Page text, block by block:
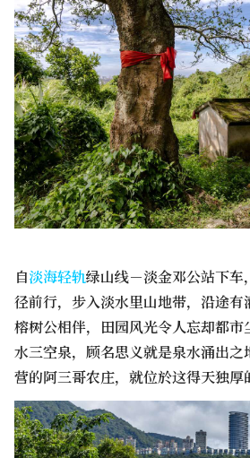
自淡海轻轨绿山线－淡金邓公站下
径前行，步入淡水里山地带，沿途有
榕树公相伴，田园风光令人忘却都
水三空泉，顾名思义就是泉水涌出
营的阿三哥农庄，就位於这得天独厚